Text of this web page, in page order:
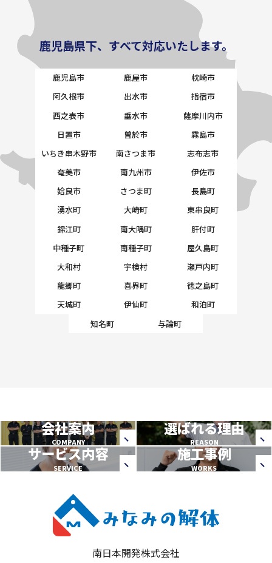
鹿児島県下、すべて対応いたします。
鹿児島市 鹿屋市
枕崎市
阿久根市
出水市
指宿市
西之表市
垂水市
薩摩川内市
日置市
曽於市
霧島市
いちき串木野市
南さつま市
志布志市
奄美市
南九州市
伊佐市
姶良市
さつま町
長島町
湧水町
大崎町
東串良町
錦江町
南大隅町
肝付町
中種子町
南種子町
屋久島町
大和村
宇検村
瀬戸内町
龍郷町
喜界町
徳之島町
天城町
伊仙町
和泊町
知名町
与論町
会社案内
COMPANY
選ばれる理由
REASON
サービス内容
SERVICE
施工事例
WORKS
南日本開発株式会社